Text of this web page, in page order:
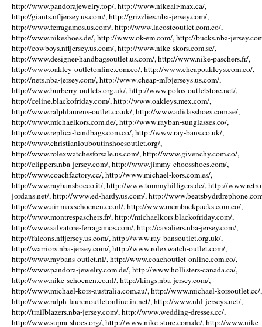
http://www.pandorajewelry.top/, http://www.nikeair-max.ca/,
http://giants.nfljersey.us.com/, http://grizzlies.nba-jersey.com/,
http://www.ferragamos.us.com/, http://www.lacosteoutlet.com.co/,
http://www.nikeshoes.de/, http://www.ok-em.com/, http://bucks.nba-
http://cowboys.nfljersey.us.com/, http://www.nike-skors.com.se/,
http://www.designer-handbagsoutlet.us.com/, http://www.nike-paschers.fr/,
http://www.oakley-outletonline.com.co/, http://www.cheapoakleys.com.co/,
http://nets.nba-jersey.com/, http://www.cheap-mlbjerseys.us.com/,
http://www.burberry-outlets.org.uk/, http://www.polos-outletstore.net/,
http://celine.blackofriday.com/, http://www.oakleys.mex.com/,
http://www.ralphlaurens-outlet.co.uk/, http://www.adidasshoes.com.se/,
http://www.michaelkors.com.de/, http://www.rayban-sunglasses.co/,
http://www.replica-handbags.com.co/, http://www.ray-bans.co.uk/,
http://www.christianlouboutinshoesoutlet.org/,
http://www.rolexwatchesforsale.us.com/, http://www.givenchy.com.co/,
http://clippers.nba-jersey.com/, http://www.jimmy-choosshoes.com/,
http://www.coachfactory.cc/, http://www.michael-kors.com.es/,
http://www.raybansbocco.it/, http://www.tommyhilfigers.de/, http://
jordans.net/, http://www.ed-hardy.us.com/, http://
http://www.air-maxschoenen.co.nl/, http://www.mcmbackpacks.com.co/,
http://www.montrespaschers.fr/, http://michaelkors.blackofriday.com/,
http://www.salvatore-ferragamos.com/, http://cavaliers.nba-jersey.com/,
http://falcons.nfljersey.us.com/, http://www.ray-bansoutlet.org.uk/,
http://warriors.nba-jersey.com/, http://www.rolexwatch-outlet.com/,
http://www.raybans-outlet.nl/, http://www.coachoutlet-online.com.co/,
http://www.pandora-jewelry.com.de/, http://www.hollisters-canada.ca/,
http://www.nike-schoenen.co.nl/, http://kings.nba-jersey.com/,
http://www.michael-kors-australia.com.au/, http://www.michael-korsoutlet.cc/,
http://www.ralph-laurenoutletonline.in.net/, http://www.nhl-jerseys.net/,
http://trailblazers.nba-jersey.com/, http://www.wedding-dresses.cc/,
http://www.supra-shoes.org/, http://www.nike-store.com.de/, http://www.nike-